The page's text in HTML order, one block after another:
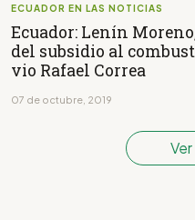
ECUADOR EN LAS NOTICIAS
Ecuador: Lenín
del subsidio al
vio Rafael Correa
07 de octubre, 2019